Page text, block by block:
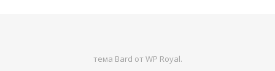
тема Bard от WP Royal.